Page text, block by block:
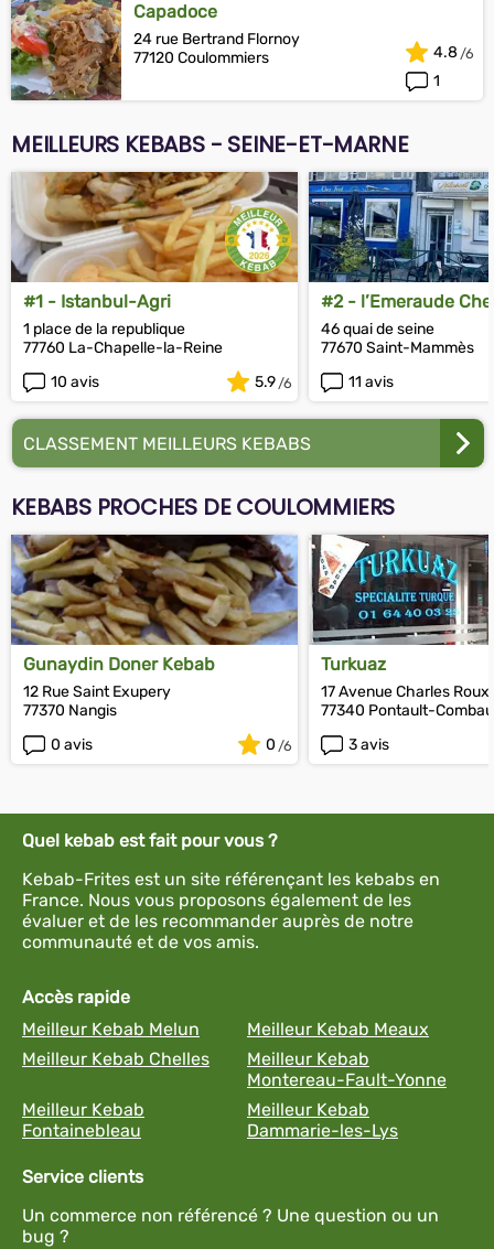
Capadoce
24 rue Bertrand Flornoy
77120 Coulommiers
1
4.8
MEILLEURS KEBABS - SEINE-ET-MARNE
#1 - Istanbul-Agri
1 place de la republique
77760 La-Chapelle-la-Reine
10 avis
5.9
#2 - l’Emeraude
(Marmaris)
46 quai de seine
77670 Saint-Mammès
11 avis
CLASSEMENT MEILLEURS KEBABS
KEBABS PROCHES DE COULOMMIERS
Gunaydin Doner Kebab
12 Rue Saint Exupery
77370 Nangis
0 avis
0
Turkuaz
17 Avenue Charles
77340 Pontault-
3 avis
Quel kebab est fait pour vous ?
Kebab-Frites est un site référençant les kebabs en
France. Nous vous proposons également de les
évaluer et de les recommander auprès de notre
communauté et de vos amis.
Accès rapide
Meilleur Kebab Melun
Meilleur Kebab Meaux
Meilleur Kebab Chelles
Meilleur Kebab
Montereau-Fault-Yonne
Meilleur Kebab
Fontainebleau
Meilleur Kebab
Dammarie-les-Lys
Service clients
Un commerce non référencé ? Une question ou un
bug ?